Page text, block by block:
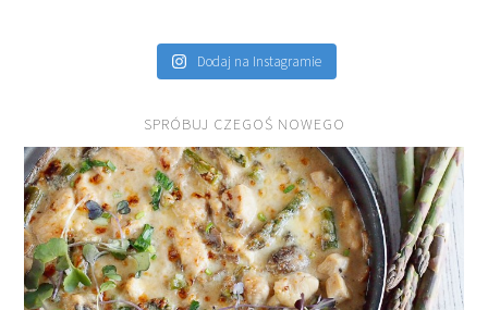
Dodaj na Instagramie
SPRÓBUJ CZEGOŚ NOWEGO